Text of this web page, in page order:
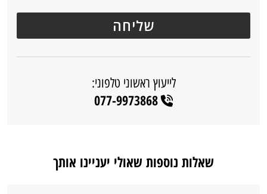
לייעוץ ראשוני טלפוני:
077-9973868
שאלות נוספות שאולי יעניינו אותך